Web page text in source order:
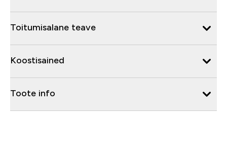
Toitumisalane teave
Koostisained
Toote info